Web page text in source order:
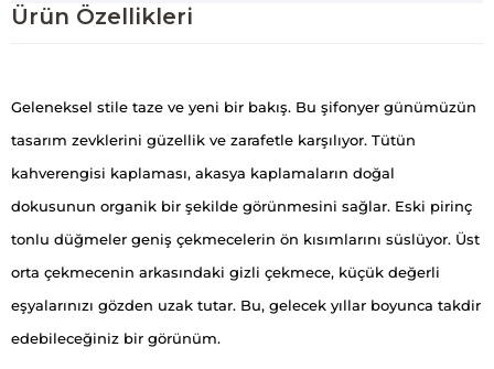
Ürün Özellikleri
Geleneksel stile taze ve yeni bir bakış. Bu şifonyer günümüzün
tasarım zevklerini güzellik ve zarafetle karşılıyor. Tütün
kahverengisi kaplaması, akasya kaplamaların doğal
dokusunun organik bir şekilde görünmesini sağlar. Eski pirinç
tonlu düğmeler geniş çekmecelerin ön kısımlarını süslüyor. Üst
orta çekmecenin arkasındaki gizli çekmece, küçük değerli
eşyalarınızı gözden uzak tutar. Bu, gelecek yıllar boyunca takdir
edebileceğiniz bir görünüm.